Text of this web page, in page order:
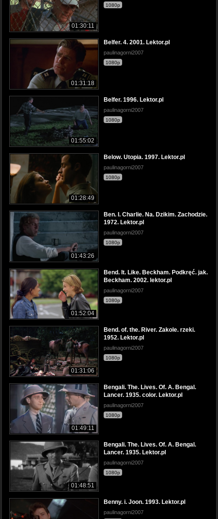
01:30:11
1080p
01:31:18
Belfer. 4. 2001. Lektor.pl
paulinagorni2007
1080p
01:55:02
Belfer. 1996. Lektor.pl
paulinagorni2007
1080p
01:28:49
Below. Utopia. 1997. Lektor.pl
paulinagorni2007
1080p
01:43:26
Ben. I. Charlie. Na. Dzikim. Zachodzie.
1972. Lektor.pl
paulinagorni2007
1080p
01:52:04
Bend. It. Like. Beckham. Podkręć. jak.
Beckham. 2002. lektor.pl
paulinagorni2007
1080p
01:31:06
Bend. of. the. River. Zakole. rzeki.
1952. Lektor.pl
paulinagorni2007
1080p
01:49:11
Bengali. The. Lives. Of. A. Bengal.
Lancer. 1935. color. Lektor.pl
paulinagorni2007
1080p
01:48:51
Bengali. The. Lives. Of. A. Bengal.
Lancer. 1935. Lektor.pl
paulinagorni2007
1080p
Benny. i. Joon. 1993. Lektor.pl
paulinagorni2007